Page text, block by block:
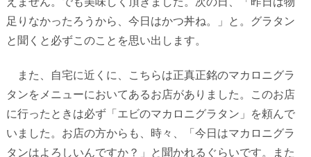
足りなかったろうから、今日はかつ丼ね。」と。グラタン
と聞くと必ずこのことを思い出します。
また、自宅に近くに、こちらは正真正銘のマカロニグラ
タンをメニューにおいてあるお店がありました。このお店
に行ったときは必ず「エビのマカロニグラタン」を頼んで
いました。お店の方からも、時々、「今日はマカロニグラ
タンはよろしいんですか？」と聞かれるぐらいです。また